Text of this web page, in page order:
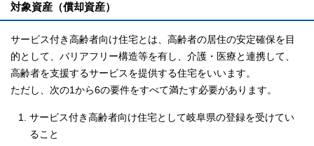
対象資産（償却資産）
サービス付き高齢者向け住宅とは、高齢者の居住の安定確保を目
的として、バリアフリー構造等を有し、介護・医療と連携して、
高齢者を支援するサービスを提供する住宅をいいます。
ただし、次の1から6の要件をすべて満たす必要があります。
サービス付き高齢者向け住宅として岐阜県の登録を受けてい
ること